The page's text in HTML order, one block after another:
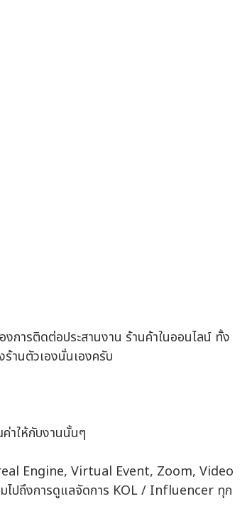
ารติดต่อประสานงาน ร้านค้าในออนไลน์ ทั้ง
านตัวเองนั่นเองครับ
าให้กับงานนั้นๆ
Engine, Virtual Event, Zoom, Video
ถึงการดูแลจัดการ KOL / Influencer ทุก